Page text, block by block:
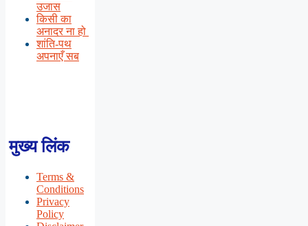
उजास
किसी का
अनादर ना हो
शांति-पथ
अपनाएँ सब
मुख्य लिंक
Terms &
Conditions
Privacy
Policy